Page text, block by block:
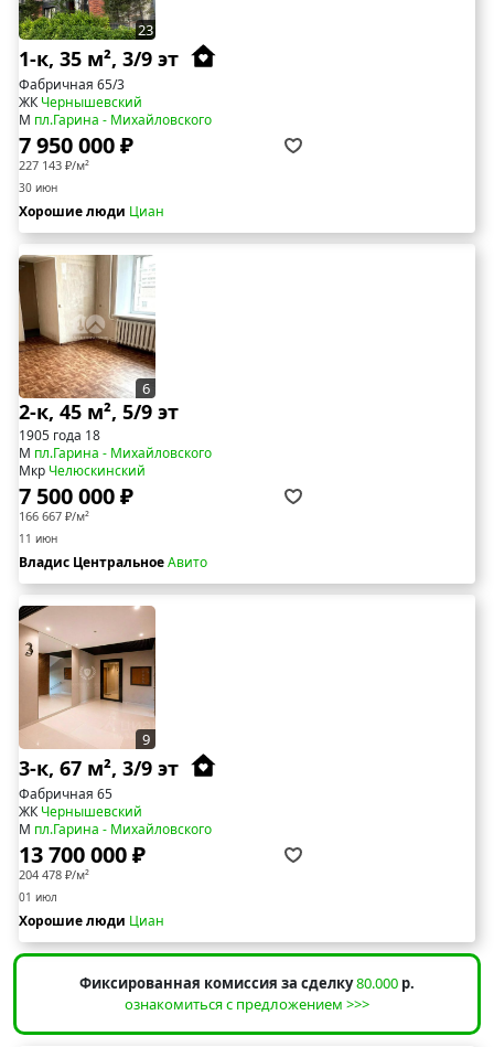
23
1-к, 35 м², 3/9 эт
Фабричная 65/3
ЖКЧернышевский
М пл.Гарина - Михайловского
7 950 000 ₽
227 143 ₽/м²
30 июн
Хорошие люди Циан
6
2-к, 45 м², 5/9 эт
1905 года 18
М пл.Гарина - Михайловского
Мкр Челюскинский
7 500 000 ₽
166 667 ₽/м²
11 июн
Владис ЦентральноеАвито
9
3-к, 67 м², 3/9 эт
Фабричная 65
ЖКЧернышевский
М пл.Гарина - Михайловского
13 700 000 ₽
204 478 ₽/м²
01 июл
Хорошие люди Циан
Фиксированная комиссия за сделку80.000 р.
ознакомиться с предложением >>>